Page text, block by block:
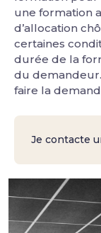
une formation
d’allocation
certaines
durée de la
du
faire la
Je contacte